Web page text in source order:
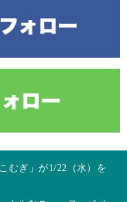
むぎ」が1/22（水）を